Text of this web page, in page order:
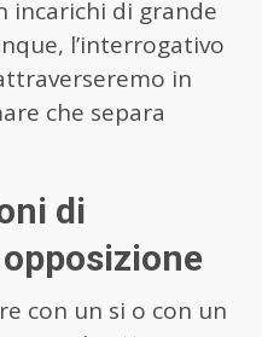
incarichi di grande
l’interrogativo
in
che separa
di
con un si o con un